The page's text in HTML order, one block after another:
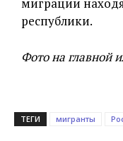
республики.
Фото на главной
ТЕГИ мигранты